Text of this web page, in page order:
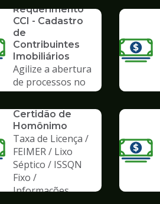
Requerimento
CCI - Cadastro
de
Contribuintes
Imobiliários
Agilize a abertura
de processos no
Poupatempo
Certidão de
Homônimo
Taxa de Licença /
FEIMER / Lixo
Séptico / ISSQN
Fixo /
Informações
SERVICO